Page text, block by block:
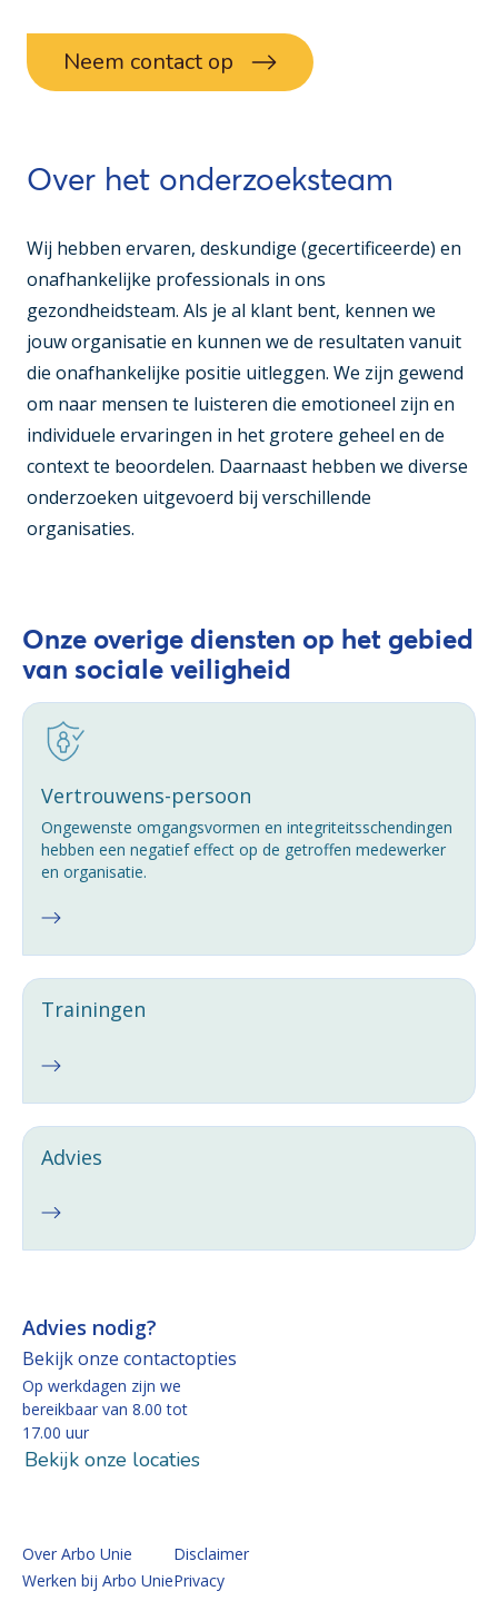
Neem contact op
Over het onderzoeksteam
Wij hebben ervaren, deskundige (gecertificeerde) en
onafhankelijke professionals in ons
gezondheidsteam. Als je al klant bent, kennen we
jouw organisatie en kunnen we de resultaten vanuit
die onafhankelijke positie uitleggen. We zijn gewend
om naar mensen te luisteren die emotioneel zijn en
individuele ervaringen in het grotere geheel en de
context te beoordelen. Daarnaast hebben we diverse
onderzoeken uitgevoerd bij verschillende
organisaties.
Onze overige diensten op het gebied
van sociale veiligheid
Vertrouwens-persoon
Ongewenste omgangsvormen en integriteitsschendingen
hebben een negatief effect op de getroffen medewerker
en organisatie.
Trainingen
Advies
Advies nodig?
Bekijk onze contactopties
Op werkdagen zijn we
bereikbaar van 8.00 tot
17.00 uur
Bekijk onze locaties
Over Arbo Unie
Werken bij Arbo Unie
Disclaimer
Privacy